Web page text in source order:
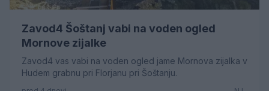
Zavod4 Šoštanj vabi na voden ogled
Mornove zijalke
Zavod4 vas vabi na voden ogled jame Mornova zijalka v
Hudem grabnu pri Florjanu pri Šoštanju.